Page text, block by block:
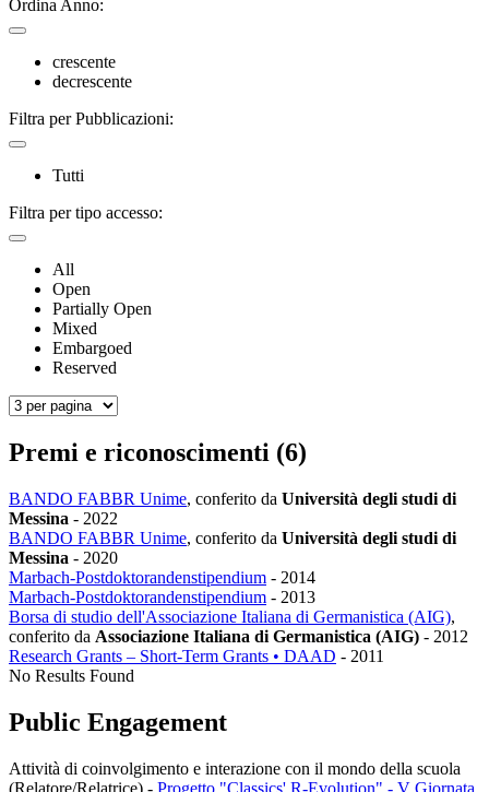
Ordina Anno:
crescente
decrescente
Filtra per Pubblicazioni:
Tutti
Filtra per tipo accesso:
All
Open
Partially Open
Mixed
Embargoed
Reserved
Premi e riconoscimenti (6)
BANDO FABBR Unime, conferito da Università degli studi di
Messina - 2022
BANDO FABBR Unime, conferito da Università degli studi di
Messina - 2020
Marbach-Postdoktorandenstipendium - 2014
Marbach-Postdoktorandenstipendium - 2013
Borsa di studio dell'Associazione Italiana di Germanistica (AIG),
conferito da Associazione Italiana di Germanistica (AIG) - 2012
Research Grants – Short-Term Grants • DAAD - 2011
No Results Found
Public Engagement
Attività di coinvolgimento e interazione con il mondo della scuola
(Relatore/Relatrice) - Progetto "Classics' R-Evolution" - V Giornata